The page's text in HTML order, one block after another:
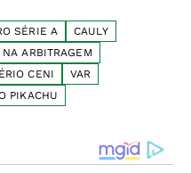
SÉRIE A
CAULY
NA ARBITRAGEM
CENI
VAR
PIKACHU